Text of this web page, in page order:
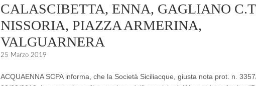
CALASCIBETTA, ENNA, GAGLIANO
NISSORIA, PIAZZA ARMERINA,
VALGUARNERA
25 Marzo 2019
ACQUAENNA SCPA informa, che la Società Siciliacque, giusta nota prot. n.